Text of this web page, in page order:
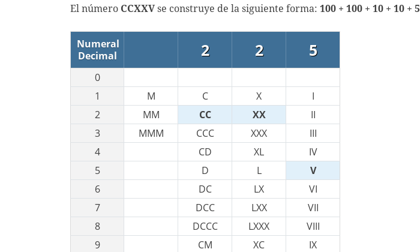
El número CCXXVse construye de la siguiente forma: 100 + 100 + 10 + 10 + 5
Numeral
Decimal
2 2 5
0
1
M C X
I
2
MM CC XX
II
3
MMM CCC XXX
III
4
CD XL
IV
5
D L
V
6
DC LX
VI
7
DCC LXX
VII
8
DCCC LXXX
VIII
9
CM XC IX